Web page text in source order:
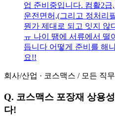
업 준비중입니다. 컴활2급
운전면허,(그리고 정처리
뭔가 제대로 되고 잇지 않
ㅠ 나이 땜에 서류에서 떨
듭니다 어떻게 준비를 해
요!!
회사/산업 · 코스맥스 / 모든 직무
Q. 코스맥스 포장재 상용
다!